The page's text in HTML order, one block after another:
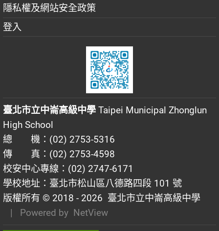
隱私權及網站安全政策
登入
臺北市立中崙高級中學 Taipei Municipal Zhonglun
High School
總 機：(02) 2753-5316
傳 真：(02) 2753-4598
校安中心專線：(02) 2747-6171
學校地址：臺北市松山區八德路四段 101 號
版權所有 © 2018 - 2026 臺北市立中崙高級中學
| Powered by NetView